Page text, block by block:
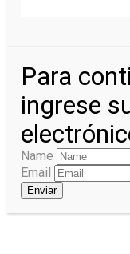
Para
ingrese
Name
Email
Enviar